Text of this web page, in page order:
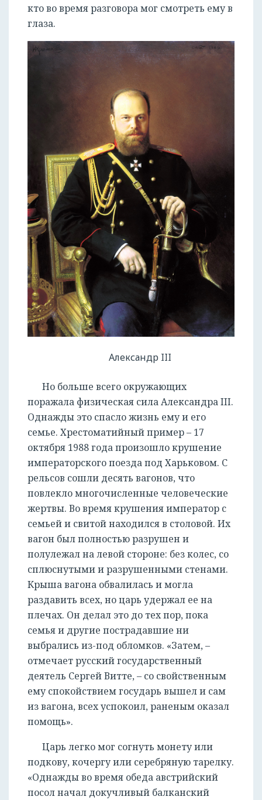
кто во время разговора мог смотреть ему в
глаза.
Александр III
Но больше всего окружающих
поражала физическая сила Александра III.
Однажды это спасло жизнь ему и его
семье. Хрестоматийный пример – 17
октября 1988 года произошло крушение
императорского поезда под Харьковом. С
рельсов сошли десять вагонов, что
повлекло многочисленные человеческие
жертвы. Во время крушения император с
семьей и свитой находился в столовой. Их
вагон был полностью разрушен и
полулежал на левой стороне: без колес, со
сплюснутыми и разрушенными стенами.
Крыша вагона обвалилась и могла
раздавить всех, но царь удержал ее на
плечах. Он делал это до тех пор, пока
семья и другие пострадавшие ни
выбрались из-под обломков. «Затем, –
отмечает русский государственный
деятель Сергей Витте, – со свойственным
ему спокойствием государь вышел и сам
из вагона, всех успокоил, раненым оказал
помощь».
Царь легко мог согнуть монету или
подкову, кочергу или серебряную тарелку.
«Однажды во время обеда австрийский
посол начал докучливый балканский